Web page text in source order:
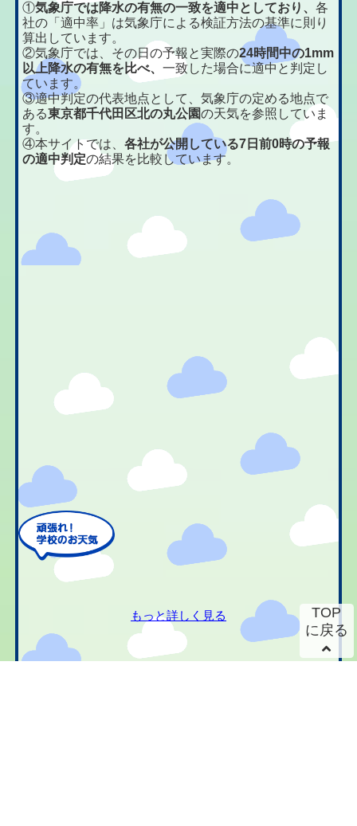
①気象庁では降水の有無の一致を適中としており、各
社の「適中率」は気象庁による検証方法の基準に則り
算出しています。
②気象庁では、その日の予報と実際の24時間中の1mm
以上降水の有無を比べ、一致した場合に適中と判定し
ています。
③適中判定の代表地点として、気象庁の定める地点で
ある東京都千代田区北の丸公園の天気を参照していま
す。
④本サイトでは、各社が公開している7日前0時の予報
の適中判定の結果を比較しています。
もっと詳しく見る
TOP
に戻る